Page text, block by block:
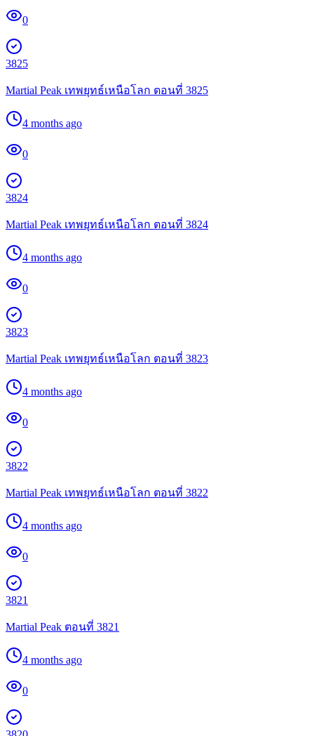
0
3825
Martial Peak เทพยุทธ์เหนือโลก ตอนที่ 3825
4 months ago
0
3824
Martial Peak เทพยุทธ์เหนือโลก ตอนที่ 3824
4 months ago
0
3823
Martial Peak เทพยุทธ์เหนือโลก ตอนที่ 3823
4 months ago
0
3822
Martial Peak เทพยุทธ์เหนือโลก ตอนที่ 3822
4 months ago
0
3821
Martial Peak ตอนที่ 3821
4 months ago
0